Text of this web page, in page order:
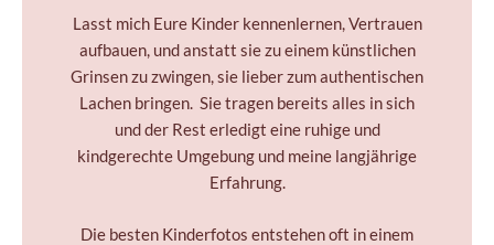
Lasst mich Eure Kinder kennenlernen, Vertrauen
aufbauen, und anstatt sie zu einem künstlichen
Grinsen zu zwingen, sie lieber zum authentischen
Lachen bringen. Sie tragen bereits alles in sich
und der Rest erledigt eine ruhige und
kindgerechte Umgebung und meine langjährige
Erfahrung.
Die besten Kinderfotos entstehen oft in einem